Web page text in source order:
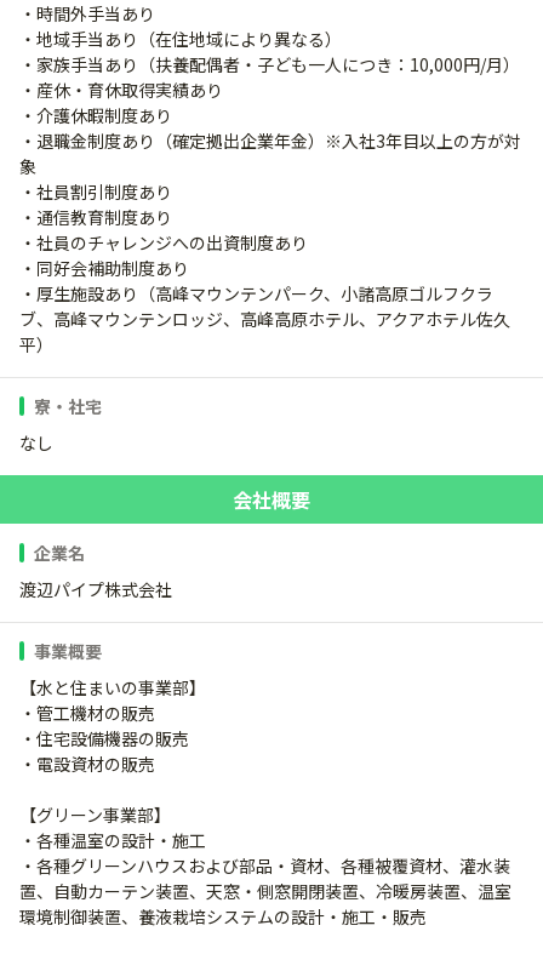
・時間外手当あり
・地域手当あり（在住地域により異なる）
・家族手当あり（扶養配偶者・子ども一人につき：10,000円/月）
・産休・育休取得実績あり
・介護休暇制度あり
・退職金制度あり（確定拠出企業年金）※入社3年目以上の方が対
象
・社員割引制度あり
・通信教育制度あり
・社員のチャレンジへの出資制度あり
・同好会補助制度あり
・厚生施設あり（高峰マウンテンパーク、小諸高原ゴルフクラ
ブ、高峰マウンテンロッジ、高峰高原ホテル、アクアホテル佐久
平）
寮・社宅
なし
会社概要
企業名
渡辺パイプ株式会社
事業概要
【水と住まいの事業部】
・管工機材の販売
・住宅設備機器の販売
・電設資材の販売
【グリーン事業部】
・各種温室の設計・施工
・各種グリーンハウスおよび部品・資材、各種被覆資材、灌水装
置、自動カーテン装置、天窓・側窓開閉装置、冷暖房装置、温室
環境制御装置、養液栽培システムの設計・施工・販売